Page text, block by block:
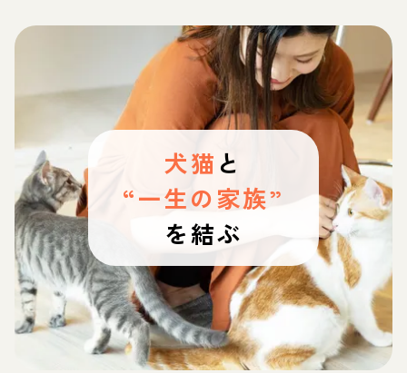
犬猫 と
“一生の家族”
を結ぶ